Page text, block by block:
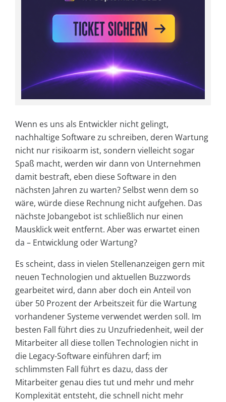
Wenn es uns als Entwickler nicht gelingt,
nachhaltige Software zu schreiben, deren Wartung
nicht nur risikoarm ist, sondern vielleicht sogar
Spaß macht, werden wir dann von Unternehmen
damit bestraft, eben diese Software in den
nächsten Jahren zu warten? Selbst wenn dem so
wäre, würde diese Rechnung nicht aufgehen. Das
nächste Jobangebot ist schließlich nur einen
Mausklick weit entfernt. Aber was erwartet einen
da – Entwicklung oder Wartung?
Es scheint, dass in vielen Stellenanzeigen gern mit
neuen Technologien und aktuellen Buzzwords
gearbeitet wird, dann aber doch ein Anteil von
über 50 Prozent der Arbeitszeit für die Wartung
vorhandener Systeme verwendet werden soll. Im
besten Fall führt dies zu Unzufriedenheit, weil der
Mitarbeiter all diese tollen Technologien nicht in
die Legacy-Software einführen darf; im
schlimmsten Fall führt es dazu, dass der
Mitarbeiter genau dies tut und mehr und mehr
Komplexität entsteht, die schnell nicht mehr